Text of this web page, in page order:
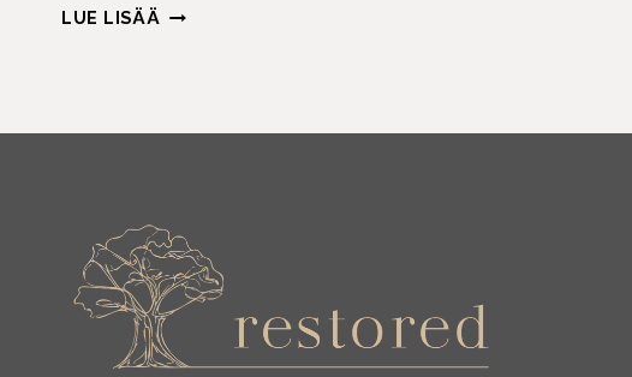
LUE LISÄÄ PERFEKTIONISMI-